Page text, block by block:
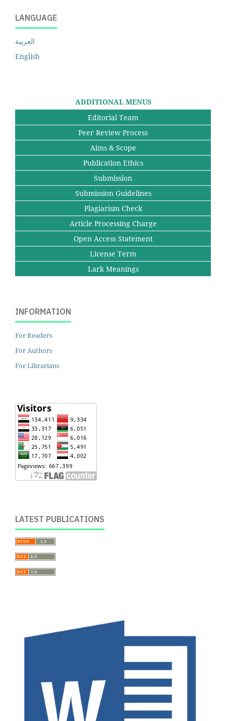
LANGUAGE
العربية
English
ADDITIONAL MENUS
Editorial Team
Peer Review Process
Aims & Scope
Publication Ethics
Submission
Submission Guidelines
Plagiarism Check
Article Processing Charge
Open Access Statement
License Term
Lark Meanings
INFORMATION
For Readers
For Authors
For Librarians
LATEST PUBLICATIONS